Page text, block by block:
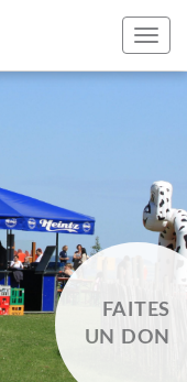
FAITES
UN DON